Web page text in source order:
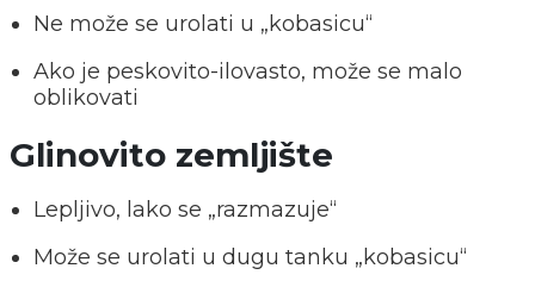
Ne može se urolati u „kobasicu“
Ako je peskovito-ilovasto, može se malo
oblikovati
Glinovito zemljište
Lepljivo, lako se „razmazuje“
Može se urolati u dugu tanku „kobasicu“